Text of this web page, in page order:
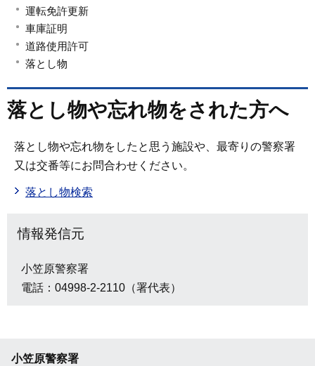
運転免許更新
車庫証明
道路使用許可
落とし物
落とし物や忘れ物をされた方へ
落とし物や忘れ物をしたと思う施設や、最寄りの警察署
又は交番等にお問合わせください。
落とし物検索
情報発信元
小笠原警察署
電話：04998-2-2110（署代表）
小笠原警察署